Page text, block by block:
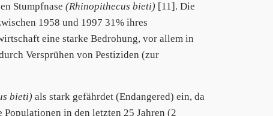
Stumpfnase (Rhinopithecus bieti) [11]. Die
1958 und 1997 31% ihres
eine starke Bedrohung, vor allem in
Versprühen von Pestiziden (zur
bieti) als stark gefährdet (Endangered) ein, da
in den letzten 25 Jahren (2